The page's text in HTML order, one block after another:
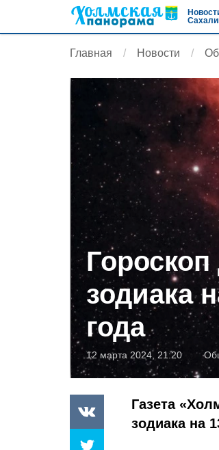
Главная Новости
зодиака
года
12 марта 2024, 21:20
Газета
зодиака на